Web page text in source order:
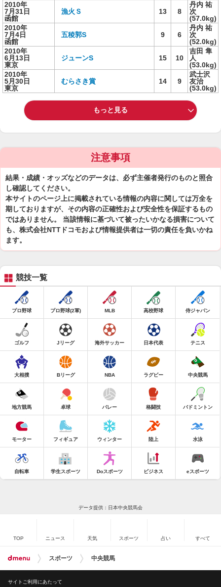
2010年
7月31日
函館
漁火Ｓ 13 8
丹内 祐
次
(57.0kg)
2010年
7月4日
函館
五稜郭S 9 6
丹内 祐
次
(52.0kg)
2010年
6月13日
東京
ジューンS 15 10
吉田 隼
人
(53.0kg)
2010年
5月30日
東京
むらさき賞 14 9
武士沢
友治
(53.0kg)
もっと見る
注意事項
結果・成績・オッズなどのデータは、必ず主催者発行のものと照合
し確認してください。
本サイトのページ上に掲載されている情報の内容に関しては万全を
期しておりますが、その内容の正確性および安全性を保証するもの
ではありません。 当該情報に基づいて被ったいかなる損害について
も、株式会社NTTドコモおよび情報提供者は一切の責任を負いかね
ます。
競技一覧
プロ野球 プロ野球(2軍) MLB 高校野球 侍ジャパン
ゴルフ Jリーグ 海外サッカー 日本代表 テニス
大相撲 Bリーグ NBA ラグビー 中央競馬
地方競馬 卓球 バレー 格闘技 バドミントン
モーター フィギュア ウィンター 陸上 水泳
自転車 学生スポーツ Doスポーツ ビジネス eスポーツ
データ提供：日本中央競馬会
TOP ニュース 天気 スポーツ 占い すべて
スポーツ 中央競馬
サイトご利用にあたって